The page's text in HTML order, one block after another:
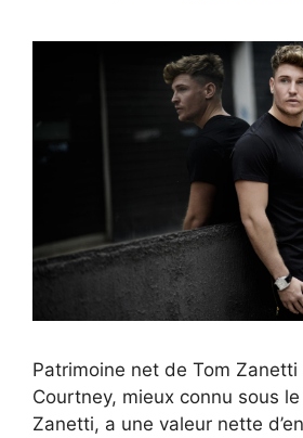
Patrimoine net de Tom Zanetti
Courtney, mieux connu sous
Zanetti, a une valeur nette